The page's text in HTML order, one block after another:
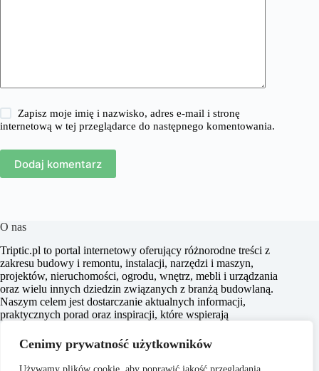
Cenimy prywatność użytkowników
Zapisz moje imię i nazwisko, adres e-mail i stronę
internetową w tej przeglądarce do następnego komentowania.
Dodaj komentarz
O nas
​Triptic.pl to portal internetowy oferujący różnorodne treści z
zakresu budowy i remontu, instalacji, narzędzi i maszyn,
projektów, nieruchomości, ogrodu, wnętrz, mebli i urządzania
oraz wielu innych dziedzin związanych z branżą budowlaną.
Naszym celem jest dostarczanie aktualnych informacji,
praktycznych porad oraz inspiracji, które wspierają
aranżacyjnych, a także w podejmowaniu świadomych decyzji
dotyczących nieruchomości i przestrzeni życiowej.